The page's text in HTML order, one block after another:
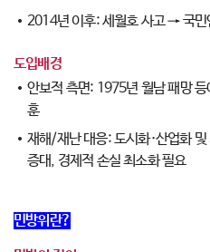
2014년 이후: 세월호 사고 → 국민
도입배경
안보적 측면: 1975년 월남 패망
훈
재해/재난 대응: 도시화·산업화
증대, 경제적 손실 최소화 필요
민방위란?